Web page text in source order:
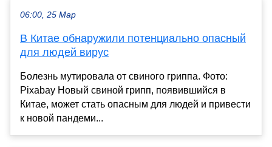
06:00, 25 Мар
В Китае обнаружили потенциально опасный
для людей вирус
Болезнь мутировала от свиного гриппа. Фото:
Pixabay Новый свиной грипп, появившийся в
Китае, может стать опасным для людей и привести
к новой пандеми...